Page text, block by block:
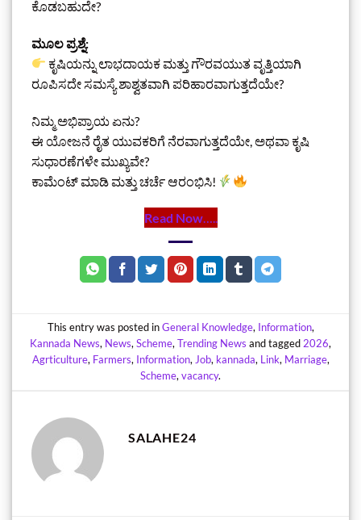
ಕೊಡಬಹುದೇ?
ಮೂಲ ಪ್ರಶ್ನೆ:
ಕೃಷಿಯನ್ನು ಲಾಭದಾಯಕ ಮತ್ತು ಗೌರವಯುತ ವೃತ್ತಿಯಾಗಿ
ರೂಪಿಸದೇ ಸಮಸ್ಯೆ ಶಾಶ್ವತವಾಗಿ ಪರಿಹಾರವಾಗುತ್ತದೆಯೇ?
ನಿಮ್ಮ ಅಭಿಪ್ರಾಯ ಏನು?
ಈ ಯೋಜನೆ ರೈತ ಯುವಕರಿಗೆ ನೆರವಾಗುತ್ತದೆಯೇ, ಅಥವಾ ಕೃಷಿ
ಸುಧಾರಣೆಗಳೇ ಮುಖ್ಯವೇ?
ಕಾಮೆಂಟ್ ಮಾಡಿ ಮತ್ತು ಚರ್ಚೆ ಆರಂಭಿಸಿ!
Read Now…..
This entry was posted inGeneral Knowledge, Information,
Kannada News, News, Scheme, Trending News and tagged 2026,
Agrticulture, Farmers, Information, Job, kannada, Link, Marriage,
Scheme, vacancy.
SALAHE24